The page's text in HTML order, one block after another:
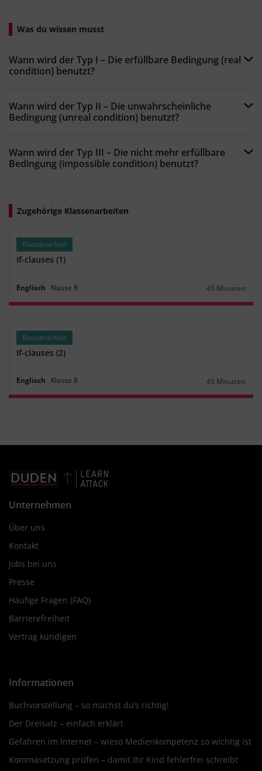
Was du wissen musst
Wann wird der Typ I – Die erfüllbare Bedingung (real
condition) benutzt?
Wann wird der Typ II – Die unwahrscheinliche
Bedingung (unreal condition) benutzt?
Wann wird der Typ III – Die nicht mehr erfüllbare
Bedingung (impossible condition) benutzt?
Zugehörige Klassenarbeiten
Klassenarbeit
If-clauses (1)
Englisch Klasse 8
Dauer:
45 Minuten
Klassenarbeit
If-clauses (2)
Englisch Klasse 8
Dauer:
45 Minuten
Unternehmen
Über uns
Kontakt
Jobs bei uns
Presse
Häufige Fragen (FAQ)
Barrierefreiheit
Vertrag kündigen
Informationen
Buchvorstellung – so machst du’s richtig!
Der Dreisatz – einfach erklärt
Gefahren im Internet – wieso Medienkompetenz so wichtig ist
Kommasetzung prüfen – damit Ihr Kind fehlerfrei schreibt